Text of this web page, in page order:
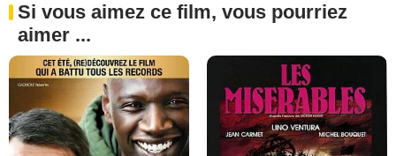
Si vous aimez ce film, vous pourriez
aimer ...